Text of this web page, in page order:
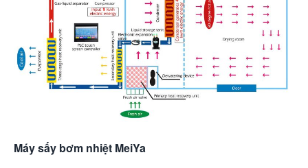
Máy sấy bơm nhiệt MeiYa